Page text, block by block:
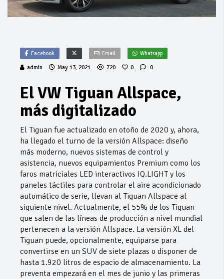
Facebook Email Whatsapp
admin May 13, 2021 720 0 0
El VW Tiguan Allspace,
más digitalizado
El Tiguan fue actualizado en otoño de 2020 y, ahora,
ha llegado el turno de la versión Allspace: diseño
más moderno, nuevos sistemas de control y
asistencia, nuevos equipamientos Premium como los
faros matriciales LED interactivos IQ.LIGHT y los
paneles táctiles para controlar el aire acondicionado
automático de serie, llevan al Tiguan Allspace al
siguiente nivel. Actualmente, el 55% de los Tiguan
que salen de las líneas de producción a nivel mundial
pertenecen a la versión Allspace. La versión XL del
Tiguan puede, opcionalmente, equiparse para
convertirse en un SUV de siete plazas o disponer de
hasta 1.920 litros de espacio de almacenamiento. La
preventa empezará en el mes de junio y las primeras